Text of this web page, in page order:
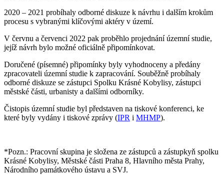
2020 – 2021 probíhaly odborné diskuze k návrhu i dalším krokům
procesu s vybranými klíčovými aktéry v území.
V červnu a červenci 2022 pak proběhlo projednání územní studie,
jejíž návrh bylo možné oficiálně připomínkovat.
Doručené (písemné) připomínky byly vyhodnoceny a předány
zpracovateli územní studie k zapracování. Souběžně probíhaly
odborné diskuze se zástupci Spolku Krásné Kobylisy, zástupci
městské části, urbanisty a dalšími odborníky.
Čistopis územní studie byl představen na tiskové konferenci, ke
které byly vydány i tiskové zprávy (IPR i MHMP).
*Pozn.: Pracovní skupina je složena ze zástupců a zástupkyň spolku
Krásné Kobylisy, Městské části Praha 8, Hlavního města Prahy,
Národního památkového ústavu a SVJ.